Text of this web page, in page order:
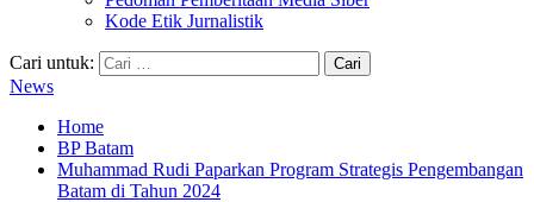
Kode Etik Jurnalistik
Cari untuk:
News
Home
BP Batam
Muhammad Rudi Paparkan Program Strategis Pengembangan
Batam di Tahun 2024